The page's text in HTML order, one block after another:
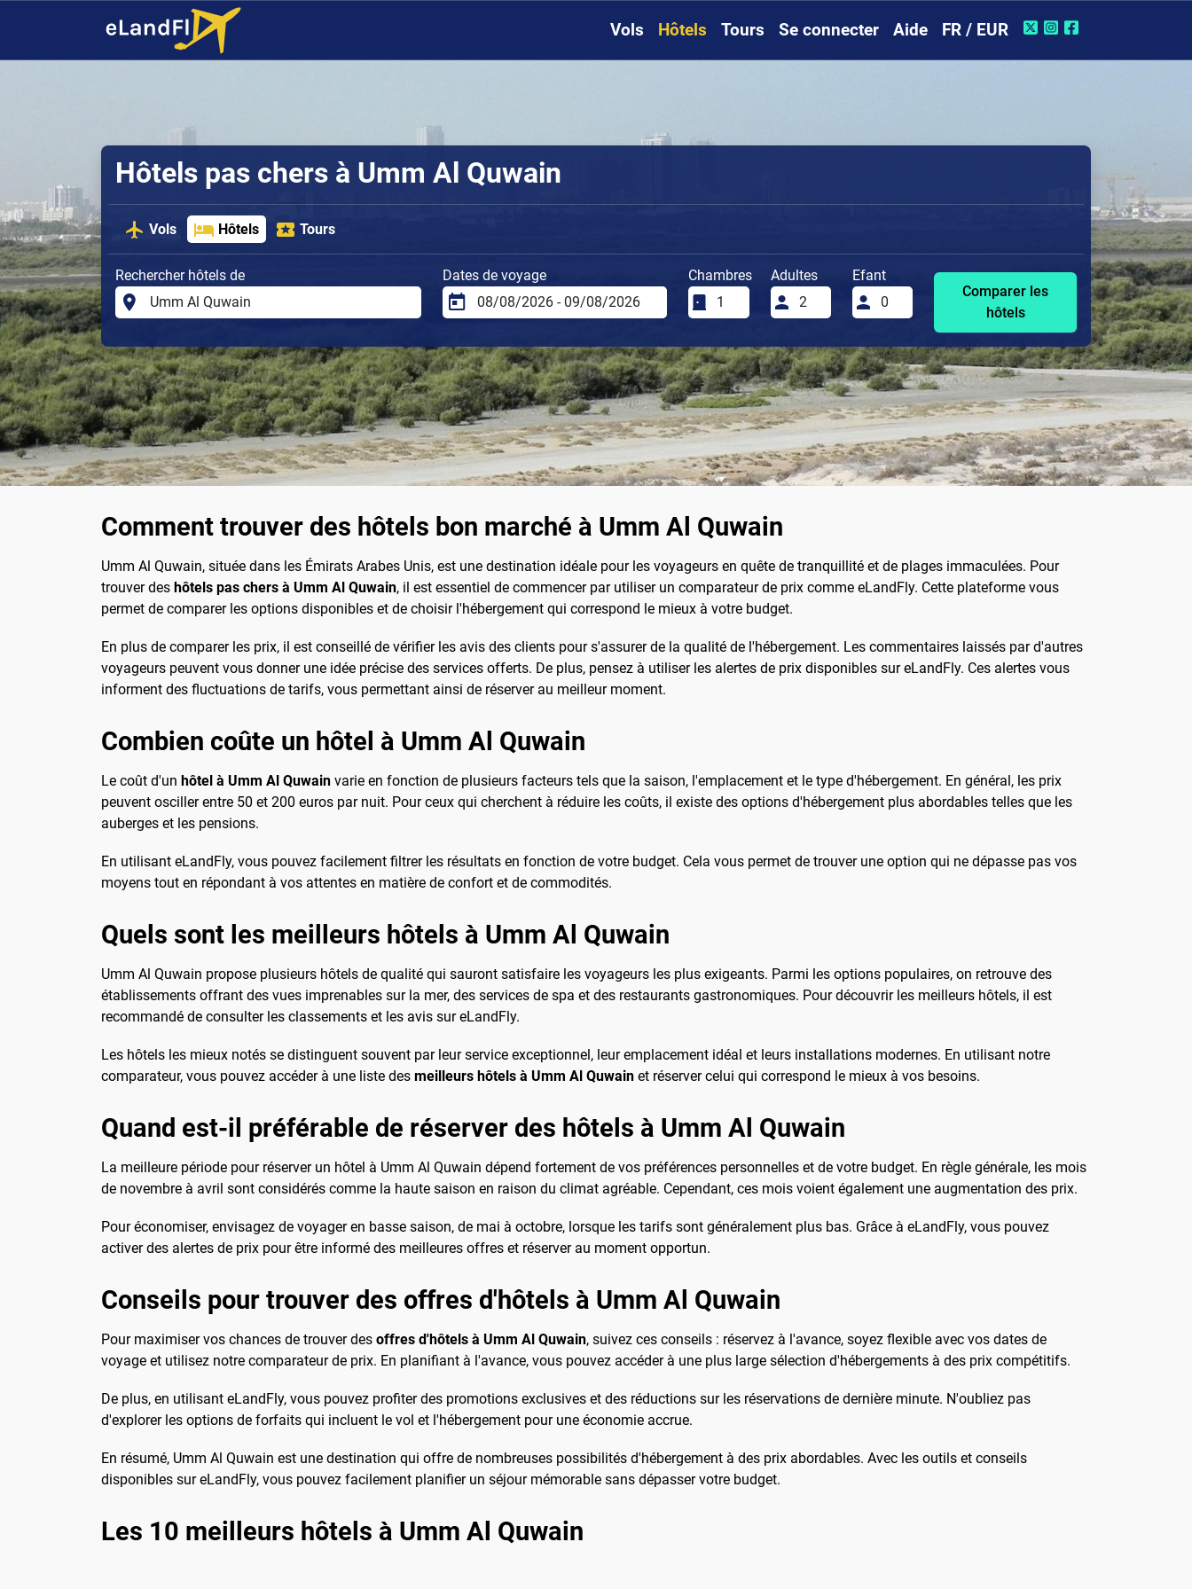
Vols Hôtels Tours Se connecter Aide FR / EUR
Hôtels pas chers à Umm Al Quwain
Vols Hôtels Tours
Rechercher hôtels de Dates de voyage Chambres Adultes
Efant
Comparer les
hôtels
Comment trouver des hôtels bon marché à Umm Al Quwain
Umm Al Quwain, située dans les Émirats Arabes Unis, est une destination idéale pour les voyageurs en quête de tranquillité et de plages immaculées. Pour
trouver des hôtels pas chers à Umm Al Quwain, il est essentiel de commencer par utiliser un comparateur de prix comme eLandFly. Cette plateforme vous
permet de comparer les options disponibles et de choisir l'hébergement qui correspond le mieux à votre budget.
En plus de comparer les prix, il est conseillé de vérifier les avis des clients pour s'assurer de la qualité de l'hébergement. Les commentaires laissés par d'autres
voyageurs peuvent vous donner une idée précise des services offerts. De plus, pensez à utiliser les alertes de prix disponibles sur eLandFly. Ces alertes vous
informent des fluctuations de tarifs, vous permettant ainsi de réserver au meilleur moment.
Combien coûte un hôtel à Umm Al Quwain
Le coût d'un hôtel à Umm Al Quwain varie en fonction de plusieurs facteurs tels que la saison, l'emplacement et le type d'hébergement. En général, les prix
peuvent osciller entre 50 et 200 euros par nuit. Pour ceux qui cherchent à réduire les coûts, il existe des options d'hébergement plus abordables telles que les
auberges et les pensions.
En utilisant eLandFly, vous pouvez facilement filtrer les résultats en fonction de votre budget. Cela vous permet de trouver une option qui ne dépasse pas vos
moyens tout en répondant à vos attentes en matière de confort et de commodités.
Quels sont les meilleurs hôtels à Umm Al Quwain
Umm Al Quwain propose plusieurs hôtels de qualité qui sauront satisfaire les voyageurs les plus exigeants. Parmi les options populaires, on retrouve des
établissements offrant des vues imprenables sur la mer, des services de spa et des restaurants gastronomiques. Pour découvrir les meilleurs hôtels, il est
recommandé de consulter les classements et les avis sur eLandFly.
Les hôtels les mieux notés se distinguent souvent par leur service exceptionnel, leur emplacement idéal et leurs installations modernes. En utilisant notre
comparateur, vous pouvez accéder à une liste des meilleurs hôtels à Umm Al Quwain et réserver celui qui correspond le mieux à vos besoins.
Quand est-il préférable de réserver des hôtels à Umm Al Quwain
La meilleure période pour réserver un hôtel à Umm Al Quwain dépend fortement de vos préférences personnelles et de votre budget. En règle générale, les mois
de novembre à avril sont considérés comme la haute saison en raison du climat agréable. Cependant, ces mois voient également une augmentation des prix.
Pour économiser, envisagez de voyager en basse saison, de mai à octobre, lorsque les tarifs sont généralement plus bas. Grâce à eLandFly, vous pouvez
activer des alertes de prix pour être informé des meilleures offres et réserver au moment opportun.
Conseils pour trouver des offres d'hôtels à Umm Al Quwain
Pour maximiser vos chances de trouver des offres d'hôtels à Umm Al Quwain, suivez ces conseils : réservez à l'avance, soyez flexible avec vos dates de
voyage et utilisez notre comparateur de prix. En planifiant à l'avance, vous pouvez accéder à une plus large sélection d'hébergements à des prix compétitifs.
De plus, en utilisant eLandFly, vous pouvez profiter des promotions exclusives et des réductions sur les réservations de dernière minute. N'oubliez pas
d'explorer les options de forfaits qui incluent le vol et l'hébergement pour une économie accrue.
En résumé, Umm Al Quwain est une destination qui offre de nombreuses possibilités d'hébergement à des prix abordables. Avec les outils et conseils
disponibles sur eLandFly, vous pouvez facilement planifier un séjour mémorable sans dépasser votre budget.
Les 10 meilleurs hôtels à Umm Al Quwain